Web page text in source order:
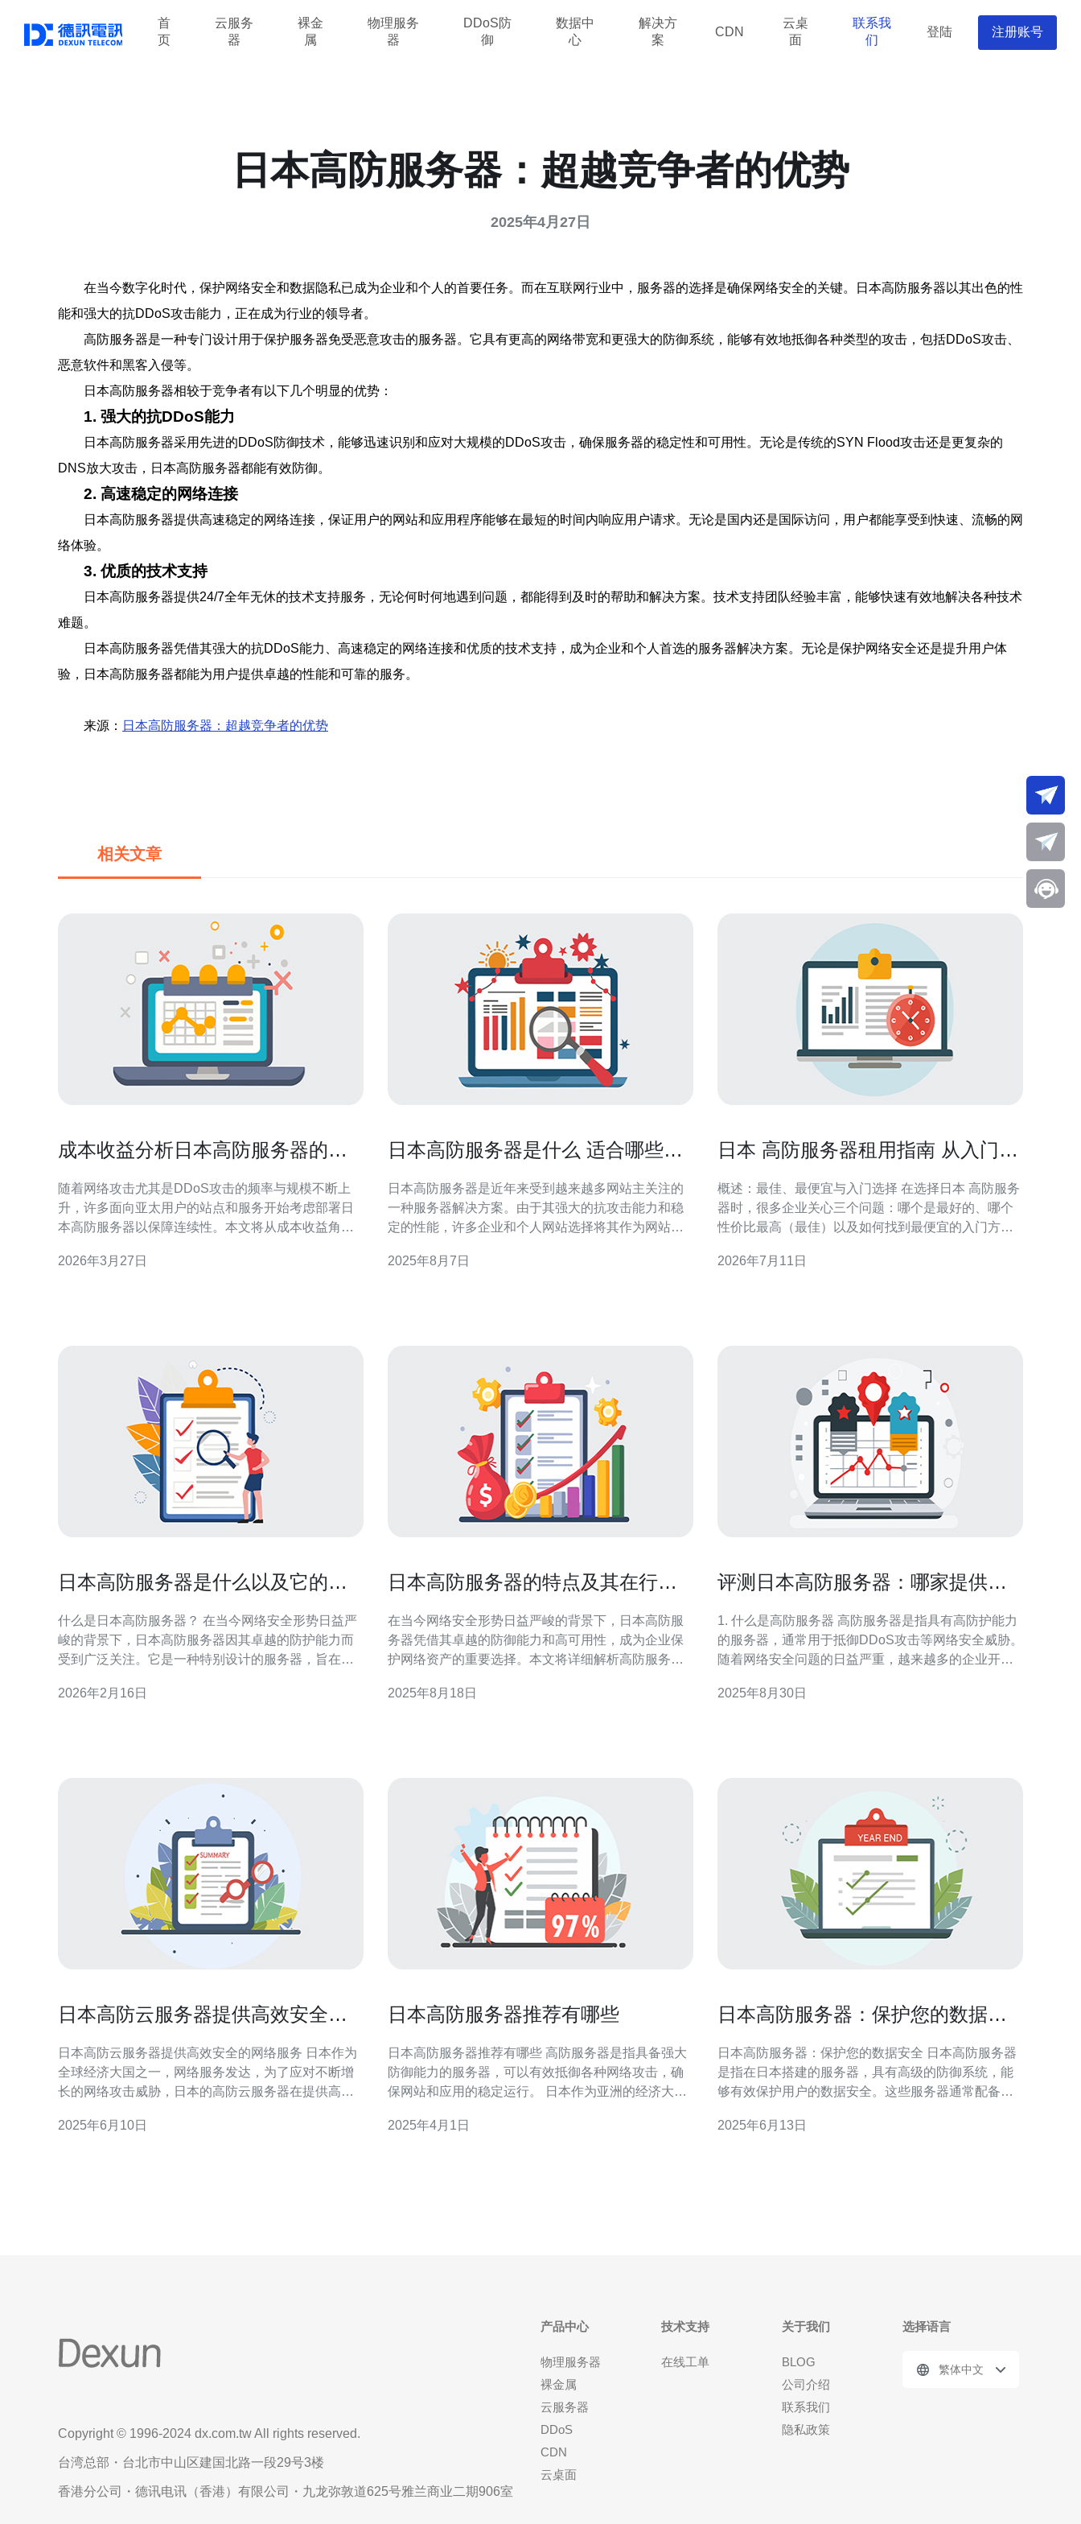
首
页
云服务
器
裸金
属
物理服务
器
DDoS防
御
数据中
心
解决方
案
CDN
云桌
面
联系我
们
登陆 注册账号
日本高防服务器：超越竞争者的优势
2025年4月27日
在当今数字化时代，保护网络安全和数据隐私已成为企业和个人的首要任务。而在互联网行业中，服务器的选择是确保网络安全的关键。日本高防服务器以其出色的性
能和强大的抗DDoS攻击能力，正在成为行业的领导者。
高防服务器是一种专门设计用于保护服务器免受恶意攻击的服务器。它具有更高的网络带宽和更强大的防御系统，能够有效地抵御各种类型的攻击，包括DDoS攻击、
恶意软件和黑客入侵等。
日本高防服务器相较于竞争者有以下几个明显的优势：
1. 强大的抗DDoS能力
日本高防服务器采用先进的DDoS防御技术，能够迅速识别和应对大规模的DDoS攻击，确保服务器的稳定性和可用性。无论是传统的SYN Flood攻击还是更复杂的
DNS放大攻击，日本高防服务器都能有效防御。
2. 高速稳定的网络连接
日本高防服务器提供高速稳定的网络连接，保证用户的网站和应用程序能够在最短的时间内响应用户请求。无论是国内还是国际访问，用户都能享受到快速、流畅的网
络体验。
3. 优质的技术支持
日本高防服务器提供24/7全年无休的技术支持服务，无论何时何地遇到问题，都能得到及时的帮助和解决方案。技术支持团队经验丰富，能够快速有效地解决各种技术
难题。
日本高防服务器凭借其强大的抗DDoS能力、高速稳定的网络连接和优质的技术支持，成为企业和个人首选的服务器解决方案。无论是保护网络安全还是提升用户体
验，日本高防服务器都能为用户提供卓越的性能和可靠的服务。
来源： 日本高防服务器：超越竞争者的优势
相关文章
成本收益分析日本高防服务器的优
随着网络攻击尤其是DDoS攻击的频率与规模不断上
升，许多面向亚太用户的站点和服务开始考虑部署日
本高防服务器以保障连续性。本文将从成本收益角度
和运维决策提供参考。 日本高防服务器通常包含大带
2026年3月27日
日本高防服务器是什么 适合哪些类
日本高防服务器是近年来受到越来越多网站主关注的
一种服务器解决方案。由于其强大的抗攻击能力和稳
定的性能，许多企业和个人网站选择将其作为网站托
优势，以及哪些类型的网站最适合使用这种服务器，
2025年8月7日
日本 高防服务器租用指南 从入门到
概述：最佳、最便宜与入门选择 在选择日本 高防服务
器时，很多企业关心三个问题：哪个是最好的、哪个
性价比最高（最佳）以及如何找到最便宜的入门方
带宽和海外骨干直连的企业级高防服务器租用；性价
2026年7月11日
日本高防服务器是什么以及它的市
什么是日本高防服务器？ 在当今网络安全形势日益严
峻的背景下，日本高防服务器因其卓越的防护能力而
受到广泛关注。它是一种特别设计的服务器，旨在抵
日本高防服务器的特性及其市场前景，帮助您更好地
2026年2月16日
日本高防服务器的特点及其在行业
在当今网络安全形势日益严峻的背景下，日本高防服
务器凭借其卓越的防御能力和高可用性，成为企业保
护网络资产的重要选择。本文将详细解析高防服务器
德讯电讯提供的高防解决方案，以帮助企业提升网络
2025年8月18日
评测日本高防服务器：哪家提供最
1. 什么是高防服务器 高防服务器是指具有高防护能力
的服务器，通常用于抵御DDoS攻击等网络安全威胁。
随着网络安全问题的日益严重，越来越多的企业开始
的主要功能包括： 1. 有效抵御DDoS攻击，保障网站
2025年8月30日
日本高防云服务器提供高效安全的
日本高防云服务器提供高效安全的网络服务 日本作为
全球经济大国之一，网络服务发达，为了应对不断增
长的网络攻击威胁，日本的高防云服务器在提供高效
器提供高速、稳定的网络连接，能够满足用户对于快
2025年6月10日
日本高防服务器推荐有哪些
日本高防服务器推荐有哪些 高防服务器是指具备强大
防御能力的服务器，可以有效抵御各种网络攻击，确
保网站和应用的稳定运行。 日本作为亚洲的经济大
领域也有很高的竞争力。选择日本高防服务器有以下
2025年4月1日
日本高防服务器：保护您的数据安
日本高防服务器：保护您的数据安全 日本高防服务器
是指在日本搭建的服务器，具有高级的防御系统，能
够有效保护用户的数据安全。这些服务器通常配备有
各种网络攻击。 日本作为一个发达的互联网国家，拥
2025年6月13日
Copyright © 1996-2024 dx.com.tw All rights reserved.
台湾总部・台北市中山区建国北路一段29号3楼
香港分公司・德讯电讯（香港）有限公司・九龙弥敦道625号雅兰商业二期906室
产品中心
物理服务器
裸金属
云服务器
DDoS
CDN
云桌面
技术支持
在线工单
关于我们
BLOG
公司介绍
联系我们
隐私政策
选择语言
繁体中文